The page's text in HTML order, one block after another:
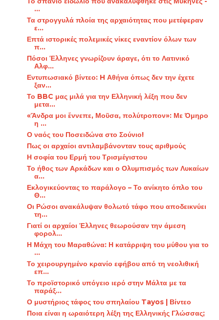
...
Τα στρογγυλά πλοία της αρχαιότητας που μετέφεραν
ε...
Επτά ιστορικές πολεμικές νίκες εναντίον όλων των
π...
Πόσοι Έλληνες γνωρίζουν άραγε, ότι το Λατινικό
Αλφ...
Εντυπωσιακό βίντεο: H Αθήνα όπως δεν την έχετε
ξαν...
Το BBC μας μιλά για την Ελληνική λέξη που δεν
μετα...
«Ἄνδρα μοι ἔννεπε, Μοῦσα, πολύτροπον»: Με Όμηρο
η ...
Ο ναός του Ποσειδώνα στο Σούνιο!
Πως οι αρχαίοι αντιλαμβάνονταν τους αριθμούς
Η σοφία του Ερμή του Τρισμέγιστου
Το ήθος των Αρκάδων και ο Ολυμπισμός των Λυκαίων
α...
Εκλογικεύοντας το παράλογο – Το ανίκητο όπλο του
Θ...
Οι Ρώσοι ανακάλυψαν θολωτό τάφο που αποδεικνύει
τη...
Γιατί οι αρχαίοι Έλληνες θεωρούσαν την άμεση
φορολ...
Η Μάχη του Μαραθώνα: Η κατάρριψη του μύθου για το
...
Το χειρουργημένο κρανίο εφήβου από τη νεολιθική
επ...
Το προϊστορικό υπόγειο ιερό στην Μάλτα με τα
παράξ...
Ο μυστήριος τάφος του σπηλαίου Tayos | Βίντεο
Ποια είναι η ωραιότερη λέξη της Ελληνικής Γλώσσας;